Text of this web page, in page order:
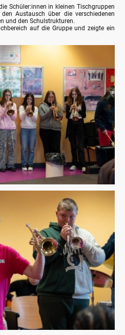
Schüler:innen in kleinen Tischgruppen
Austausch über die verschiedenen
und den Schulstrukturen.
auf die Gruppe und zeigte ein